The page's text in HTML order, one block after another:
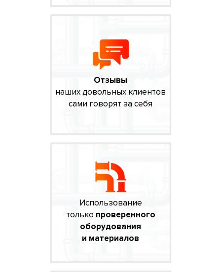
Отзывы
наших довольных клиентов
сами говорят за себя
Использование
только проверенного
оборудования
и материалов